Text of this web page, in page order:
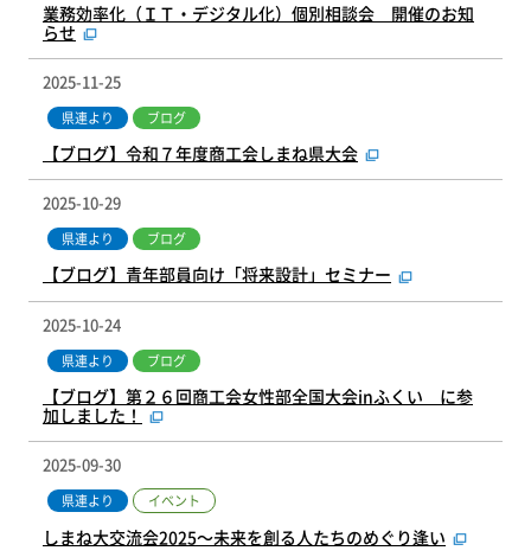
業務効率化（ＩＴ・デジタル化）個別相談会 開催のお知
らせ
2025-11-25
県連より ブログ
【ブログ】令和７年度商工会しまね県大会
2025-10-29
県連より ブログ
【ブログ】青年部員向け「将来設計」セミナー
2025-10-24
県連より ブログ
【ブログ】第２６回商工会女性部全国大会inふくい に参
加しました！
2025-09-30
県連より イベント
しまね大交流会2025～未来を創る人たちのめぐり逢い